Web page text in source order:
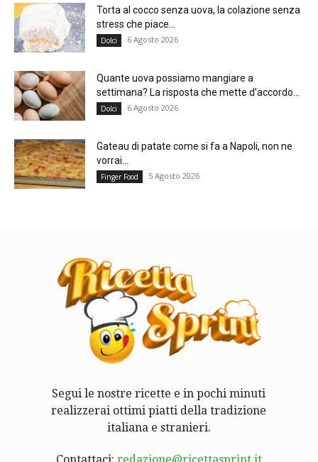
Torta al cocco senza uova, la colazione senza
stress che piace...
Dolci 6 Agosto 2026
Quante uova possiamo mangiare a
settimana? La risposta che mette d’accordo...
Dolci 6 Agosto 2026
Gateau di patate come si fa a Napoli, non ne
vorrai...
Finger Food 5 Agosto 2026
Segui le nostre ricette e in pochi minuti
realizzerai ottimi piatti della tradizione
italiana e stranieri.